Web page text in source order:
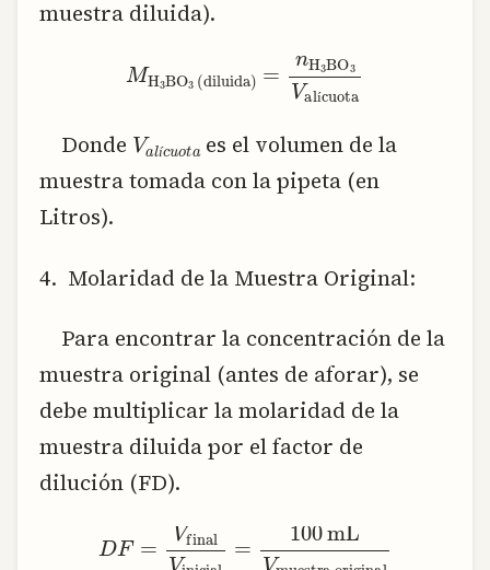
muestra diluida).
M_{text{H}_3text{BO}_3,(text{diluida})} = frac{n_{text{H}_3text{BO}_3}}{V_{text{alícuota}}}
Donde
es el volumen de la
muestra tomada con la pipeta (en
Litros).
4. Molaridad de la Muestra Original:
Para encontrar la concentración de la
muestra original (antes de aforar), se
debe multiplicar la molaridad de la
muestra diluida por el factor de
dilución (FD).
DF = frac{V_{text{final}}}{V_{text{inicial}}} = frac{100,text{mL}}{V_{text{muestra original}}}